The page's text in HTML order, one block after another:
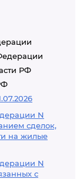
РФ
N
сделок,
на жилые
N
с